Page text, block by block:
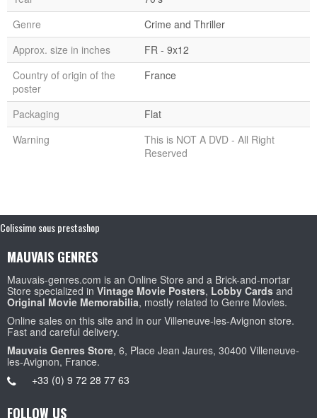
Genre
Crime and Thriller
Approx. size in inches
FR - 9x12
Country of origin of the
poster
France
Packaging
Flat
Warning
This is NOT A DVD - All Right
Reserved
Colissimo sous prestashop
MAUVAIS GENRES
Mauvais-genres.com is an Online Store and a Brick-and-mortar
Store specialized in Vintage Movie Posters, Lobby Cards and
Original Movie Memorabilia, mostly related to Genre Movies.
Online sales on this site and in our Villeneuve-les-Avignon store.
Fast and careful delivery.
Mauvais Genres Store, 6, Place Jean Jaures, 30400 Villeneuve-
les-Avignon, France.
+33 (0) 9 72 28 77 63
FOLLOW US